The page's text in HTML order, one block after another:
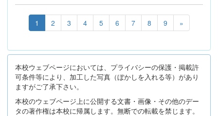
1 2 3 4 5 6 7 8 9 »
本校ウェブページにおいては、プライバシーの保護・掲載許
可条件等により、加工した写真（ぼかしを入れる等）があり
ますがご了承下さい。
本校のウェブページ上に公開する文書・画像・その他のデー
タの著作権は本校に帰属します。無断での転載を禁じます。